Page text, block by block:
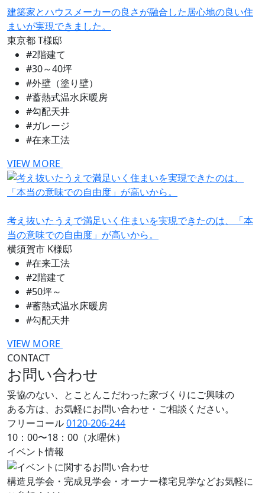
建築家とハウスメーカーの良さが融合した居心地の良い住
まいが実現できました。
東京都T様邸
#2階建て
#30～40坪
#外壁（塗り壁）
#蓄熱式温水床暖房
#勾配天井
#ガレージ
#在来工法
VIEW MORE
考え抜いたうえで満足いく住まいを実現できたのは、「本
当の意味での自由度」が高いから。
横須賀市 K様邸
#在来工法
#2階建て
#50坪～
#蓄熱式温水床暖房
#勾配天井
VIEW MORE
CONTACT
お問い合わせ
妥協のない、とことんこだわった家づくりにご興味の
ある方は、お気軽にお問い合わせ・ご相談ください。
フリーコール0120-206-244
10：00〜18：00（水曜休）
イベント情報
構造見学会・完成見学会・オーナー様宅見学などお気軽に